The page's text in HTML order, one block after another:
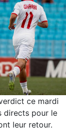
ce mardi
directs pour le
leur retour.